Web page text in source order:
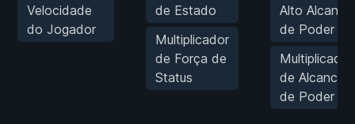
Velocidade
do Jogador
de Estado
Multiplicador
de Força de
Status
Alto Alcance
de Poder
Multiplicador
de Alcance
de Poder